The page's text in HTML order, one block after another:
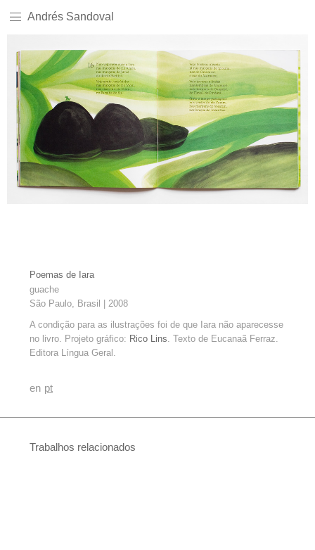
Andrés Sandoval
Sem legenda
Poemas de Iara
guache
São Paulo, Brasil | 2008
A condição para as ilustrações foi de que Iara não aparecesse
no livro. Projeto gráfico: Rico Lins. Texto de Eucanaã Ferraz.
Editora Língua Geral.
en pt
Trabalhos relacionados